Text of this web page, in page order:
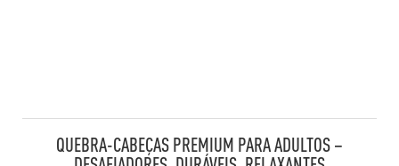
QUEBRA-CABEÇAS PREMIUM PARA ADULTOS –